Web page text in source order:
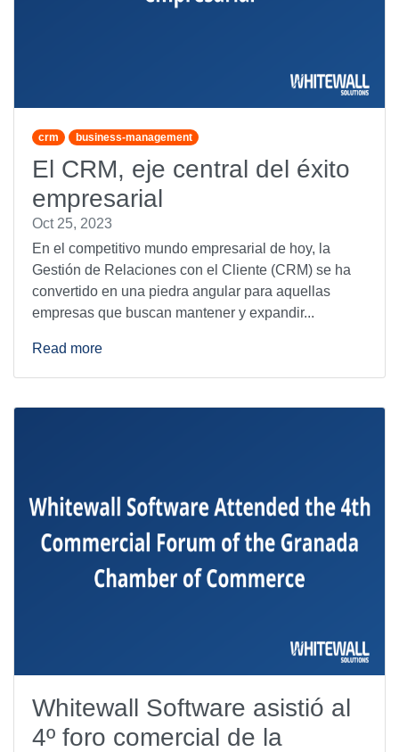
crm business-management
El CRM, eje central del éxito
empresarial
Oct 25, 2023
En el competitivo mundo empresarial de hoy, la
Gestión de Relaciones con el Cliente (CRM) se ha
convertido en una piedra angular para aquellas
empresas que buscan mantener y expandir...
Read more
Whitewall Software asistió al
4º foro comercial de la